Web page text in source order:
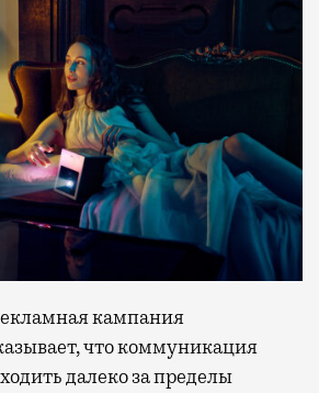
кампания
что коммуникация
далеко за пределы